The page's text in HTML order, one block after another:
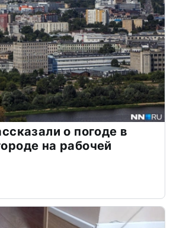
о погоде в
на рабочей